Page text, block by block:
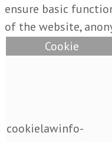
ensure basic
of the website,
Cookie
cookielawinfo-